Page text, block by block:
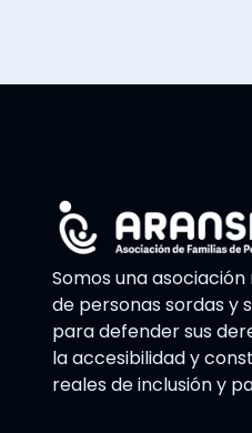
Somos una
de personas sordas y
para defender sus
la accesibilidad y
reales de inclusión y